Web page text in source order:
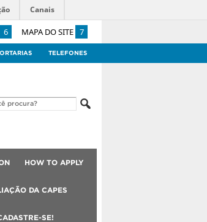
6 MAPA DO SITE 7
Canais
TELEFONES
HOW TO APPLY
DA CAPES
SE!